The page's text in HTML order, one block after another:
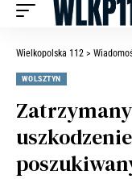
Wielkopolska 112 >
WOLSZTYN